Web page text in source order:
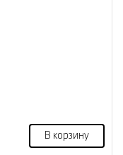
В корзину